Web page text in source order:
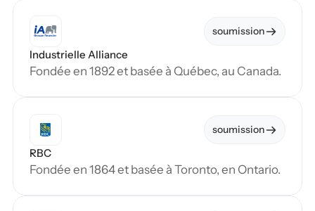
soumission
Industrielle Alliance
Fondée en 1892 et basée à Québec, au Canada.
soumission
RBC
Fondée en 1864 et basée à Toronto, en Ontario.